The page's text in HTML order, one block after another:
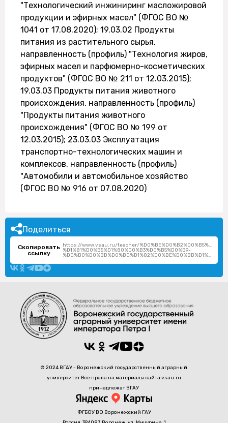
"Технологический инжиниринг масложировой
продукции и эфирных масел" (ФГОС ВО №
1041 от 17.08.2020); 19.03.02 Продукты
питания из растительного сырья,
направленность (профиль) "Технология жиров,
эфирных масел и парфюмерно-косметических
продуктов" (ФГОС ВО № 211 от 12.03.2015);
19.03.03 Продукты питания животного
происхождения, направленность (профиль)
"Продукты питания животного
происхождения" (ФГОС ВО № 199 от
12.03.2015); 23.03.03 Эксплуатация
транспортно-технологических машин и
комплексов, направленность (профиль)
"Автомобили и автомобильное хозяйство
(ФГОС ВО № 916 от 07.08.2020)
Поделиться
Скопировать
ссылку
https://www.vsau.ru/teacher/
%D1%81%D0%B5%D1%80%D0%B3%D0%B5%D0%B9-
%D0%B0%D0%BD%D0%B0%D1%82%D0%BE%D0%BB%D1%8C%D0%B5%D0%B2%D0%B8%D1%87/
© 2024 ВГАУ - Воронежский государственный аграрный
университет Все права на материалы сайта vsau.ru
принадлежат ВГАУ
ФГБОУ ВО Воронежский ГАУ